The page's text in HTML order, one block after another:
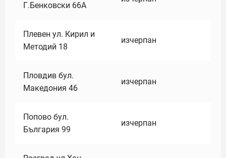
Г.Бенковски 66А
Плевен ул. Кирил и
Методий 18
изчерпан
Пловдив бул.
Македония 46
изчерпан
Попово бул.
България 99
изчерпан